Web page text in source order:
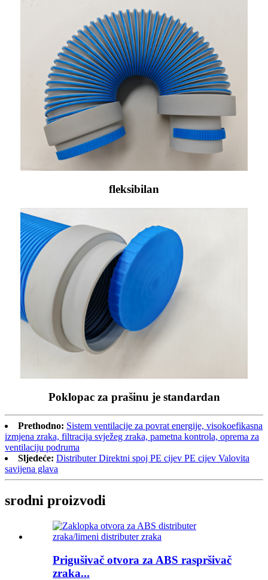
fleksibilan
Poklopac za prašinu je standardan
Prethodno: Sistem ventilacije za povrat energije, visokoefikasna
izmjena zraka, filtracija svježeg zraka, pametna kontrola, oprema za
ventilaciju podruma
Sljedeće: Distributer Direktni spoj PE cijev PE cijev Valovita
savijena glava
srodni proizvodi
Prigušivač otvora za ABS raspršivač
zraka...